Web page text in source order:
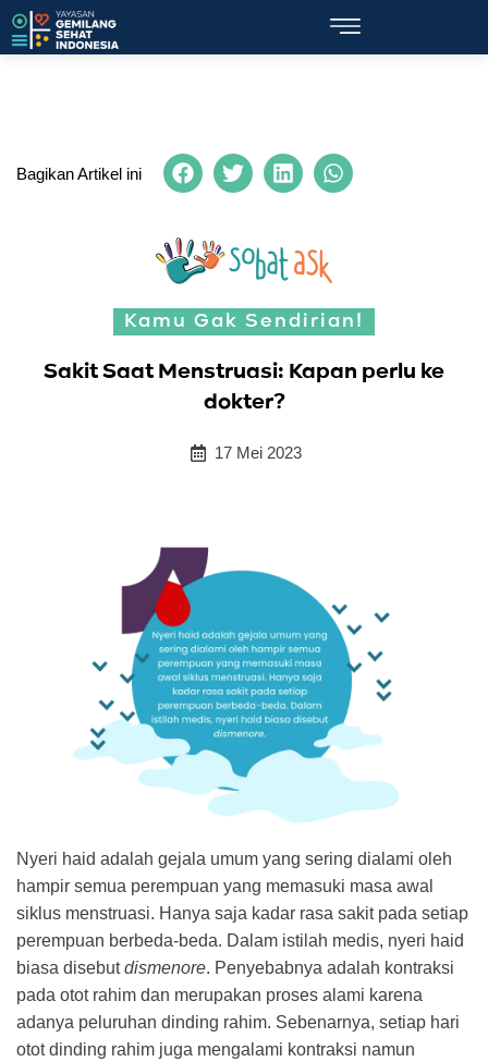
Bagikan Artikel ini
Kamu Gak Sendirian!
Sakit Saat Menstruasi: Kapan perlu ke
dokter?
17 Mei 2023
Nyeri haid adalah gejala umum yang sering dialami oleh
hampir semua perempuan yang memasuki masa awal
siklus menstruasi. Hanya saja kadar rasa sakit pada setiap
perempuan berbeda-beda. Dalam istilah medis, nyeri haid
biasa disebutdismenore. Penyebabnya adalah kontraksi
pada otot rahim dan merupakan proses alami karena
adanya peluruhan dinding rahim. Sebenarnya, setiap hari
otot dinding rahim juga mengalami kontraksi namun